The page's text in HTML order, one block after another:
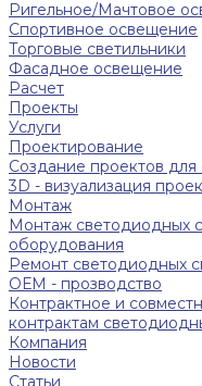
Ригельное/Мачтовое
Спортивное освещение
Торговые светильники
Фасадное освещение
Расчет
Проекты
Услуги
Проектирование
Создание проектов
3D - визуализация
Монтаж
Монтаж светодиодных
оборудования
Ремонт светодиодных
ОЕМ - прозводство
Контрактное и
контрактам
Компания
Новости
Статьи